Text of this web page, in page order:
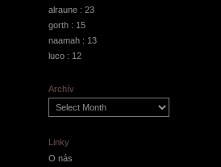
alraune : 23
gorth : 15
naamah : 13
luco : 12
Archív
Linky
O nás